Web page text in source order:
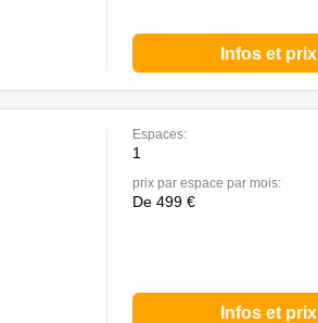
Infos et prix
Espaces:
1
prix par espace par mois:
De 499 €
Infos et prix